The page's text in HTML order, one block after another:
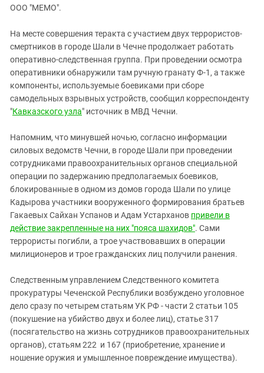
ИНАКОМЫСЛИЕ В ЧЕЧНЕ
ПРЕСЛЕДОВАНИЕ АКТИВИСТОВ
МОБИЛИЗАЦИЯ И ПРОТЕСТЫ
Дагестан
Кабардино-Балкария
Калмыкия
Карачаево-Черкесия
Краснодарский край
Российская Федерация
Ростовская область
Северная Осетия - Алания
СКФО
Ставропольский край
Чечня
Южная Осетия
ЮФО
ООО "МЕМО".
На месте совершения теракта с участием двух террористов-
смертников в городе Шали в Чечне продолжает работать
оперативно-следственная группа. При проведении осмотра
оперативники обнаружили там ручную гранату Ф-1, а также
компоненты, используемые боевиками при сборе
самодельных взрывных устройств, сообщил корреспонденту
"Кавказского узла" источник в МВД Чечни.
Напомним, что минувшей ночью, согласно информации
силовых ведомств Чечни, в городе Шали при проведении
сотрудниками правоохранительных органов специальной
операции по задержанию предполагаемых боевиков,
блокированные в одном из домов города Шали по улице
Кадырова участники вооруженного формирования братьев
Гакаевых Сайхан Успанов и Адам Устарханов привели в
действие закрепленные на них "пояса шахидов". Сами
террористы погибли, а трое участвовавших в операции
милиционеров и трое гражданских лиц получили ранения.
Следственным управлением Следственного комитета
прокуратуры Чеченской Республики возбуждено уголовное
дело сразу по четырем статьям УК РФ - части 2 статьи 105
(покушение на убийство двух и более лиц), статье 317
(посягательство на жизнь сотрудников правоохранительных
органов), статьям 222 и 167 (приобретение, хранение и
ношение оружия и умышленное повреждение имущества).